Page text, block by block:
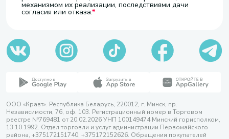
механизмом их реализации, последствиями дачи
согласия или отказа.
ООО «Кравт». Республика Беларусь, 220012, г. Минск, пр.
Независимости, 76, оф. 103. Регистрационный номер в Торговом
реестре №769481 от 20.02.2026 УНП 100149474 Минский горисполком,
13.10.1992. Отдел торговли и услуг администрации Первомайского
района, +375172151740; +375172152626. Обращения покупателей